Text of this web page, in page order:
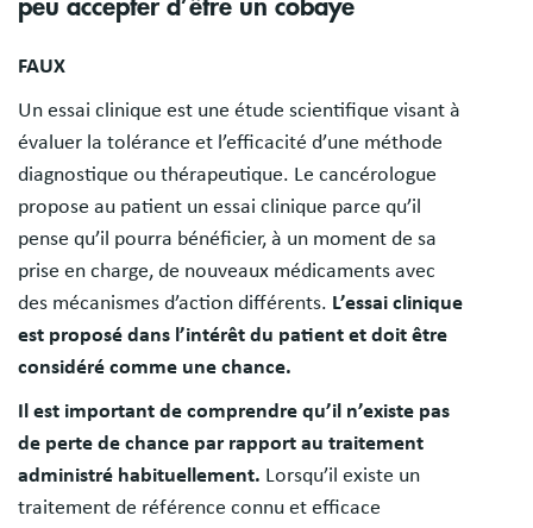
peu accepter d’être un cobaye
FAUX
Un essai clinique est une étude scientifique visant à
évaluer la tolérance et l’efficacité d’une méthode
diagnostique ou thérapeutique. Le cancérologue
propose au patient un essai clinique parce qu’il
pense qu’il pourra bénéficier, à un moment de sa
prise en charge, de nouveaux médicaments avec
des mécanismes d’action différents. L’essai clinique
est proposé dans l’intérêt du patient et doit être
considéré comme une chance.
Il est important de comprendre qu’il n’existe pas
de perte de chance par rapport au traitement
administré habituellement. Lorsqu’il existe un
traitement de référence connu et efficace